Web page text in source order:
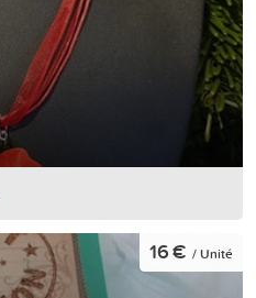
16 € / Unité